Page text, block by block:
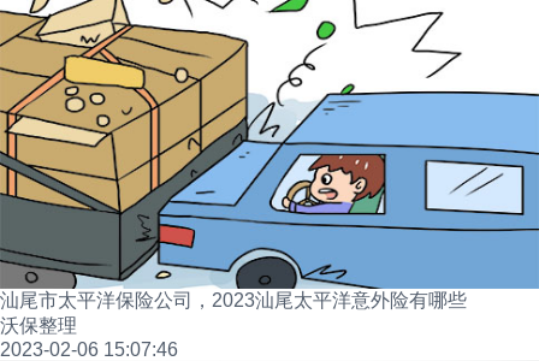
汕尾市太平洋保险公司，2023汕尾太平洋意外险有哪些
沃保整理
2023-02-06 15:07:46